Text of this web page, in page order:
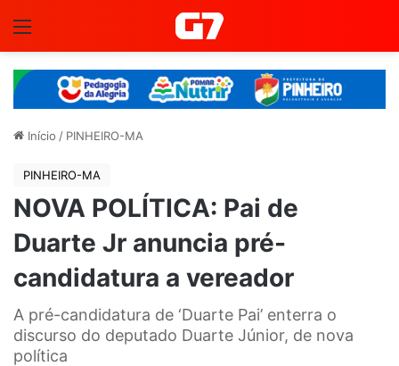
Início / PINHEIRO-MA
PINHEIRO-MA
NOVA POLÍTICA: Pai de
Duarte Jr anuncia pré-
candidatura a vereador
A pré-candidatura de ‘Duarte Pai’ enterra o
discurso do deputado Duarte Júnior, de nova
política